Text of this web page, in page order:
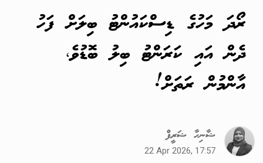
ރޯދަ މަހުގެ ޑިސްކައުންޓު ބިލަށް ފަހު
ދެން އައި ކަރަންޓު ބިލު ބޮޑުވެ،
އާންމުން ރަތަށް!
ޝާނިހާ ޝަރީފް
22 Apr 2026, 17:57